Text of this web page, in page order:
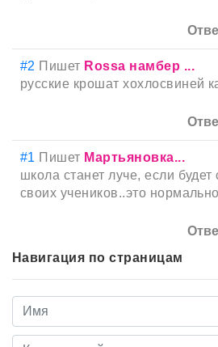
#2 Пишет Rossa намбер ...
русские крошат хохлосвиней
#1 Пишет Мартьяновка...
школа станет луче, если
своих учеников..это
Навигация по страницам